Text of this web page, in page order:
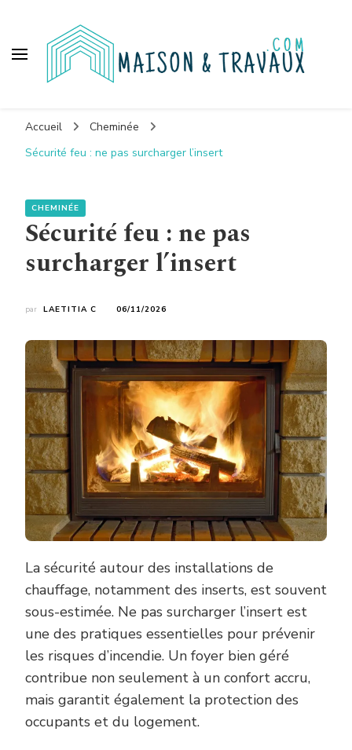
Accueil
Cheminée
Sécurité feu : ne pas surcharger l’insert
CHEMINÉE
Sécurité feu : ne pas
surcharger l’insert
par LAETITIA C 06/11/2026
La sécurité autour des installations de
chauffage, notamment des inserts, est souvent
sous-estimée. Ne pas surcharger l’insert est
une des pratiques essentielles pour prévenir
les risques d’incendie. Un foyer bien géré
contribue non seulement à un confort accru,
mais garantit également la protection des
occupants et du logement.